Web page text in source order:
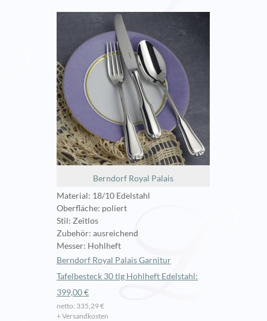
Berndorf Royal Palais
Material: 18/10 Edelstahl
Oberfläche: poliert
Stil: Zeitlos
Zubehör: ausreichend
Messer: Hohlheft
Berndorf Royal Palais Garnitur
Tafelbesteck 30 tlg Hohlheft Edelstahl:
399,00 €
netto: 335,29 €
+ Versandkosten